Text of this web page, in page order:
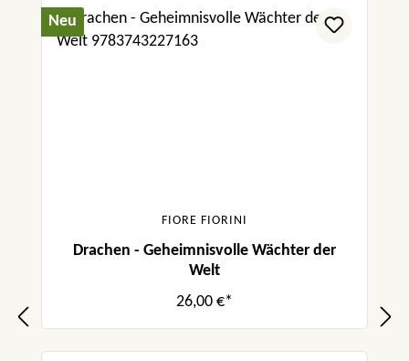
Neu
FIORE FIORINI
Drachen - Geheimnisvolle Wächter der
Welt
26,00 €*